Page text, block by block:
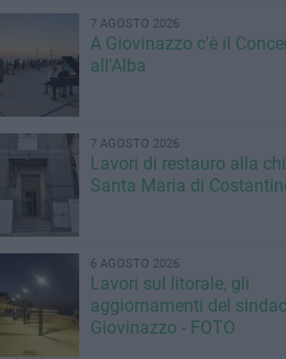
7 AGOSTO 2026
A Giovinazzo c'è il
all'Alba
7 AGOSTO 2026
Lavori di restauro alla
Santa Maria di
6 AGOSTO 2026
Lavori sul litorale, gli
aggiornamenti del
Giovinazzo - FOTO